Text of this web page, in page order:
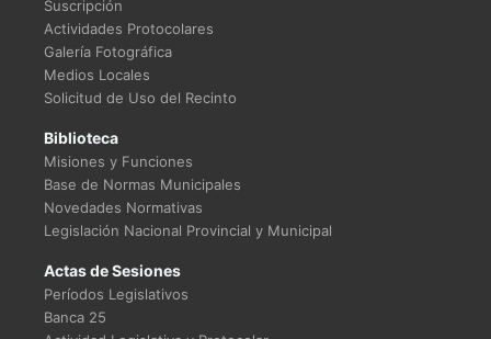
Suscripción
Actividades Protocolares
Galería Fotográfica
Medios Locales
Solicitud de Uso del Recinto
Biblioteca
Misiones y Funciones
Base de Normas Municipales
Novedades Normativas
Legislación Nacional Provincial y Municipal
Actas de Sesiones
Períodos Legislativos
Banca 25